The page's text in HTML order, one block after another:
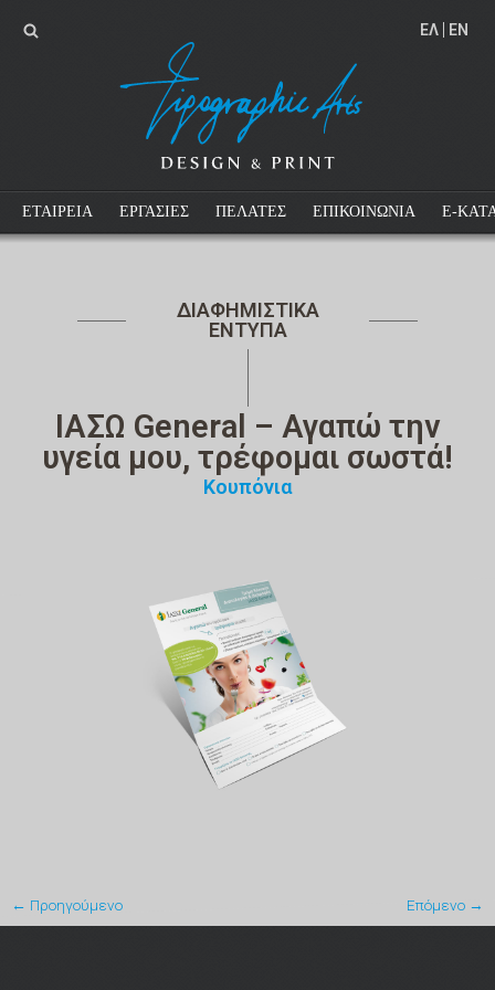
EΛ EN
ΕΤΑΙΡΕΙΑ ΕΡΓΑΣΙΕΣ ΠΕΛΑΤΕΣ ΕΠΙΚΟΙΝΩΝΙΑ E-
ΔΙΑΦΗΜΙΣΤΙΚΑ
ΕΝΤΥΠΑ
ΙΑΣΩ General – Αγαπώ την
υγεία μου, τρέφομαι σωστά!
Κουπόνια
← Προηγούμενο Επόμενο →